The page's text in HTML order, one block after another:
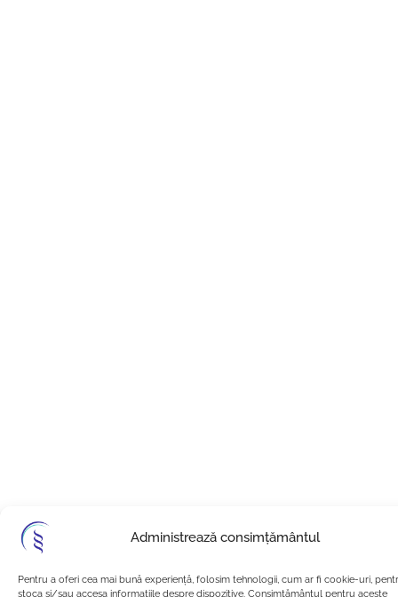
Administrează consimțământul
Pentru a oferi cea mai bună experiență, folosim tehnologii, cum ar fi cookie-uri,
stoca și/sau accesa informațiile despre dispozitive. Consimțământul pentru aceste